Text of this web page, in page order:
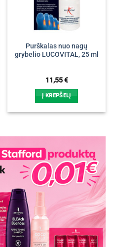
Purškalas nuo nagų
grybelio LUCOVITAL, 25 ml
11,55€
Į KREPŠELĮ